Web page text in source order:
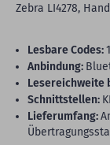
Zebra LI4278,
lesbare Codes:
Anbindung:
Lesereichweite
Schnittstellen:
Lieferumfang: